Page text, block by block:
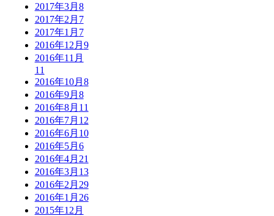
2017年3月 8
2017年2月 7
2017年1月 7
2016年12月 9
2016年11月
11
2016年10月 8
2016年9月 8
2016年8月 11
2016年7月 12
2016年6月 10
2016年5月 6
2016年4月 21
2016年3月 13
2016年2月 29
2016年1月 26
2015年12月